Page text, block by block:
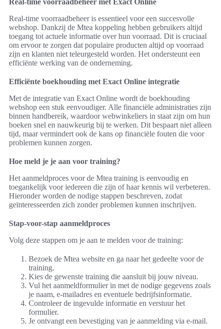
Real-time voorraadbeheer is essentieel voor een succesvolle
webshop. Dankzij de Mtea koppeling hebben gebruikers altijd
toegang tot actuele informatie over hun voorraad. Dit is cruciaal
om ervoor te zorgen dat populaire producten altijd op voorraad
zijn en klanten niet teleurgesteld worden. Het ondersteunt een
efficiënte werking van de onderneming.
Efficiënte boekhouding met Exact Online integratie
Met de integratie van Exact Online wordt de boekhouding
webshop een stuk eenvoudiger. Alle financiële administraties zijn
binnen handbereik, waardoor webwinkeliers in staat zijn om hun
boeken snel en nauwkeurig bij te werken. Dit bespaart niet alleen
tijd, maar vermindert ook de kans op financiële fouten die voor
problemen kunnen zorgen.
Hoe meld je je aan voor training?
Het aanmeldproces voor de Mtea training is eenvoudig en
toegankelijk voor iedereen die zijn of haar kennis wil verbeteren.
Hieronder worden de nodige stappen beschreven, zodat
geïnteresseerden zich zonder problemen kunnen inschrijven.
Stap-voor-stap aanmeldproces
Volg deze stappen om je aan te melden voor de training:
Bezoek de Mtea website en ga naar het gedeelte voor de
training.
Kies de gewenste training die aansluit bij jouw niveau.
Vul het aanmeldformulier in met de nodige gegevens zoals
je naam, e-mailadres en eventuele bedrijfsinformatie.
Controleer de ingevulde informatie en verstuur het
formulier.
Je ontvangt een bevestiging van je aanmelding via e-mail.